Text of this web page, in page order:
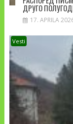
ДРУГО
17. APRILA
Vesti